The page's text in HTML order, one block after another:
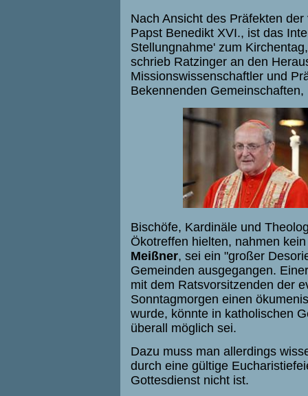
Nach Ansicht des Präfekten
Papst Benedikt XVI., ist das
Stellungnahme' zum
schrieb Ratzinger an den
Missionswissenschaftler und
Bekennenden
Bischöfe, Kardinäle und
Ökotreffen hielten, nahmen
Meißner, sei ein "großer
Gemeinden ausgegangen.
mit dem Ratsvorsitzenden der
Sonntagmorgen einen
wurde, könnte in katholischen
überall möglich sei.
Dazu muss man allerdings
durch eine gültige
Gottesdienst nicht ist.